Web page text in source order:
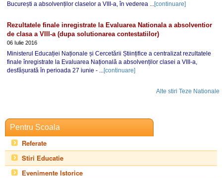
Pentru Scoala
Referate
Stiri Educatie
Evenimente Istorice
București a absolvenților claselor a VIII-a, în vederea ...[continuare]
Rezultatele finale inregistrate la Evaluarea Nationala a absolventior
de clasa a VIII-a (dupa solutionarea contestatiilor)
06 Iulie 2016
Ministerul Educației Naționale și Cercetării Științifice a centralizat rezultatele
finale înregistrate la Evaluarea Națională a absolvenților clasei a VIII-a,
desfășurată în perioada 27 iunie - ...[continuare]
Alte stiri Teze Nationale